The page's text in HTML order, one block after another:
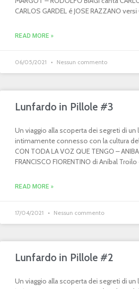
CARLOS GARDEL é JOSE RAZZANO
READ MORE »
06/05/2021 Nessun commento
Lunfardo in Pillole #3
Un viaggio alla scoperta dei segreti di un
intimamente connesso con la cultura
CON TODA LA VOZ QUE TENGO –
FRANCISCO FIORENTINO di Aníbal
READ MORE »
17/04/2021 Nessun commento
Lunfardo in Pillole #2
Un viaggio alla scoperta dei segreti di un